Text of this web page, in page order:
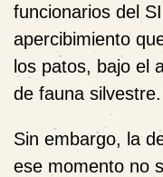
funcionarios del
apercibimiento
los patos, bajo el
de fauna silvestre.
Sin embargo, la
ese momento no